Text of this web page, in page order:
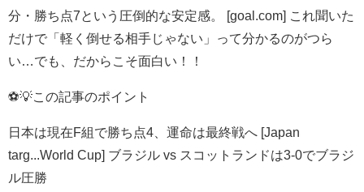
分・勝ち点7という圧倒的な安定感。 [goal.com] これ聞いた
だけで「軽く倒せる相手じゃない」って分かるのがつら
い…でも、だからこそ面白い！！
⚽💡この記事のポイント
日本は現在F組で勝ち点4、運命は最終戦へ [Japan
targ...World Cup] ブラジル vs スコットランドは3-0でブラジ
ル圧勝